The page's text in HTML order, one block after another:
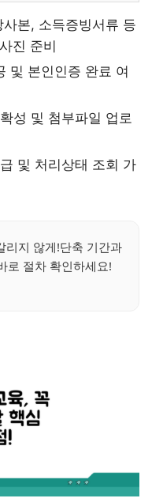
본, 소득증빙서류 등
진 준비
및 본인인증 완료 여
성 및 첨부파일 업로
및 처리상태 조회 가
리지 않게!단축 기간과
로 절차 확인하세요!